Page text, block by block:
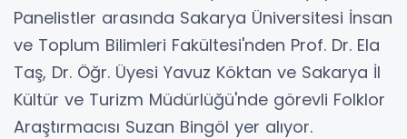
Panelistler arasında Sakarya Üniversitesi İnsan
ve Toplum Bilimleri Fakültesi'nden Prof. Dr. Ela
Taş, Dr. Öğr. Üyesi Yavuz Köktan ve Sakarya İl
Kültür ve Turizm Müdürlüğü'nde görevli Folklor
Araştırmacısı Suzan Bingöl yer alıyor.